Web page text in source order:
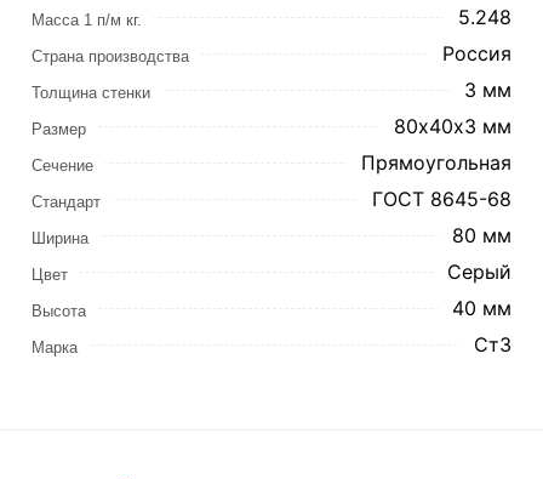
Масса 1 п/м кг. 5.248
Страна производства Россия
Толщина стенки 3 мм
Размер 80х40х3 мм
Сечение Прямоугольная
Стандарт ГОСТ 8645-68
Ширина 80 мм
Цвет Серый
Высота 40 мм
Марка Ст3